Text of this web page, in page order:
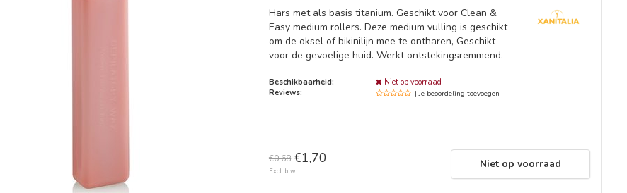
Hars met als basis titanium. Geschikt voor Clean &
Easy medium rollers. Deze medium vulling is geschikt
om de oksel of bikinilijn mee te ontharen, Geschikt
voor de gevoelige huid. Werkt ontstekingsremmend.
Beschikbaarheid:
Niet op voorraad
Reviews:
| Je beoordeling toevoegen
€0,68 €1,70
Excl. btw
Niet op voorraad